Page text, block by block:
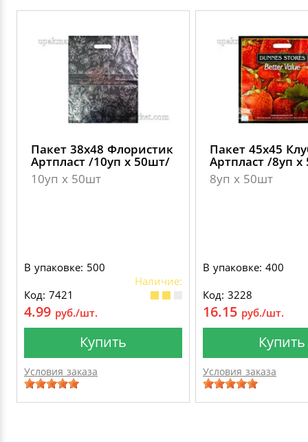
Пакет 38х48 Флористик
Артпласт /10уп х 50шт/
10уп х 50шт
В упаковке: 500
Наличие:
Код: 7421
4.99 руб./шт.
Купить
Условия заказа
Пакет 45х45
Артпласт /8уп
8уп х 50шт
В упаковке: 400
Код: 3228
16.15 руб./шт.
Купить
Условия заказа